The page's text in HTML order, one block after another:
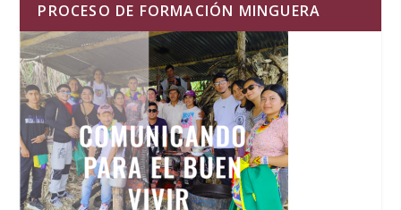
PROCESO DE FORMACIÓN MINGUERA